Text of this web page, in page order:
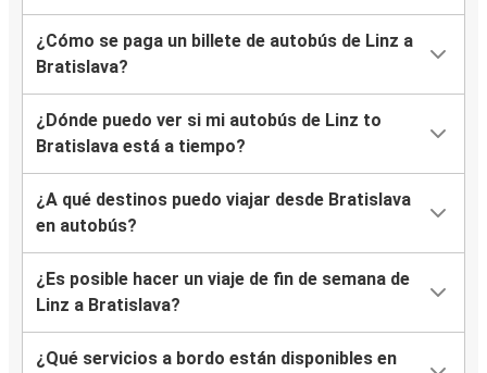
¿Cómo se paga un billete de autobús de Linz a
Bratislava?
¿Dónde puedo ver si mi autobús de Linz to
Bratislava está a tiempo?
¿A qué destinos puedo viajar desde Bratislava
en autobús?
¿Es posible hacer un viaje de fin de semana de
Linz a Bratislava?
¿Qué servicios a bordo están disponibles en